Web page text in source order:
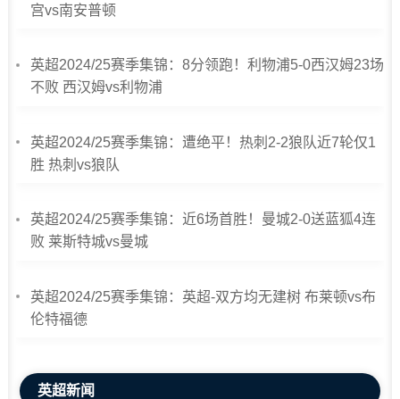
宫vs南安普顿
英超2024/25赛季集锦：8分领跑！利物浦5-0西汉姆23场
不败 西汉姆vs利物浦
英超2024/25赛季集锦：遭绝平！热刺2-2狼队近7轮仅1
胜 热刺vs狼队
英超2024/25赛季集锦：近6场首胜！曼城2-0送蓝狐4连
败 莱斯特城vs曼城
英超2024/25赛季集锦：英超-双方均无建树 布莱顿vs布
伦特福德
英超新闻